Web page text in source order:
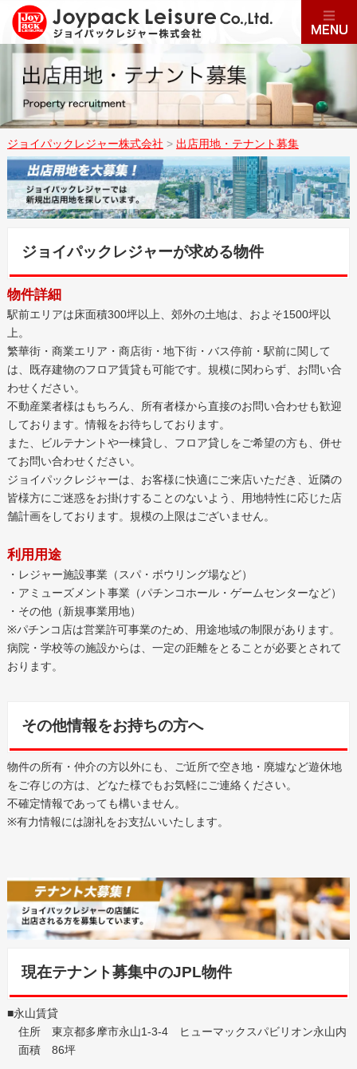
ジョイパックレジャー株式会社 > 出店用地・テナント募集
ジョイパックレジャーが求める物件
物件詳細
駅前エリアは床面積300坪以上、郊外の土地は、およそ1500坪以
上。
繁華街・商業エリア・商店街・地下街・バス停前・駅前に関して
は、既存建物のフロア賃貸も可能です。規模に関わらず、お問い合
わせください。
不動産業者様はもちろん、所有者様から直接のお問い合わせも歓迎
しております。情報をお待ちしております。
また、ビルテナントや一棟貸し、フロア貸しをご希望の方も、併せ
てお問い合わせください。
ジョイパックレジャーは、お客様に快適にご来店いただき、近隣の
皆様方にご迷惑をお掛けすることのないよう、用地特性に応じた店
舗計画をしております。規模の上限はございません。
利用用途
・レジャー施設事業（スパ・ボウリング場など）
・アミューズメント事業（パチンコホール・ゲームセンターなど）
・その他（新規事業用地）
※パチンコ店は営業許可事業のため、用途地域の制限があります。
病院・学校等の施設からは、一定の距離をとることが必要とされて
おります。
その他情報をお持ちの方へ
物件の所有・仲介の方以外にも、ご近所で空き地・廃墟など遊休地
をご存じの方は、どなた様でもお気軽にご連絡ください。
不確定情報であっても構いません。
※有力情報には謝礼をお支払いいたします。
現在テナント募集中のJPL物件
■永山賃貸
住所 東京都多摩市永山1-3-4 ヒューマックスパビリオン永山内
面積 86坪